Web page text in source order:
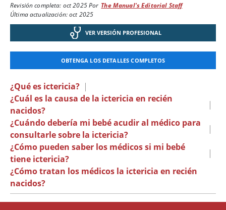
Revisión completa: oct 2025Por The Manual's Editorial Staff
Última actualización: oct 2025
VER VERSIÓN PROFESIONAL
OBTENGA LOS DETALLES COMPLETOS
¿Qué es ictericia? |
¿Cuál es la causa de la ictericia en recién
nacidos?
|
¿Cuándo debería mi bebé acudir al médico para
consultarle sobre la ictericia?
|
¿Cómo pueden saber los médicos si mi bebé
tiene ictericia?
|
¿Cómo tratan los médicos la ictericia en recién
nacidos?